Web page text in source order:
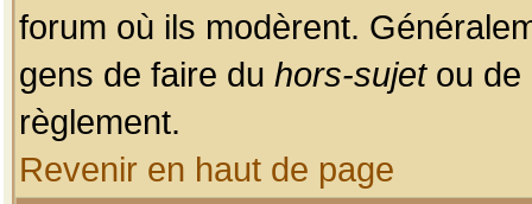
forum où ils modèrent.
gens de faire du hors-sujetou de
règlement.
Revenir en haut de page